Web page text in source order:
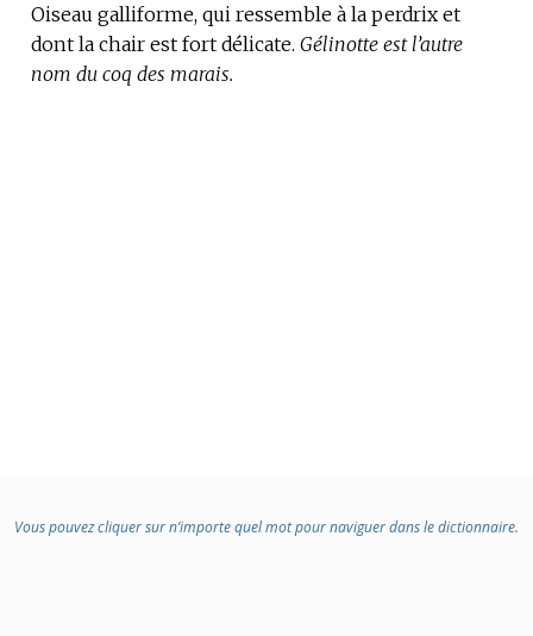
Oiseau galliforme, qui ressemble à la perdrix et
dont la chair est fort délicate. Gélinotte est l’autre
nom du coq des marais.
Vous pouvez cliquer sur n’importe quel mot pour naviguer dans le dictionnaire.